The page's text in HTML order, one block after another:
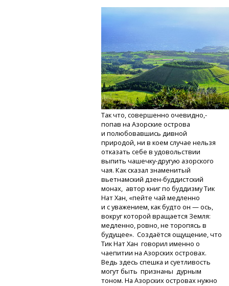
Так что, совершенно очевидно,-
попав на Азорские острова
и полюбовавшись дивной
природой, ни в коем случае нельзя
отказать себе в удовольствии
выпитьчашечку-другую азорского
чая. Как сказал знаменитый
вьетнамскийдзен-буддистский
монах, автор книг по буддизму Тик
Нат Хан, «пейте чай медленно
и с уважением, как будто он — ось,
вокруг которой вращается Земля:
медленно, ровно, не торопясь в
будущее». Создаётся ощущение, что
Тик Нат Хан говорил именно о
чаепитии на Азорских островах.
Ведь здесь спешка и суетливость
могут быть признаны дурным
тоном. На Азорских островах нужно